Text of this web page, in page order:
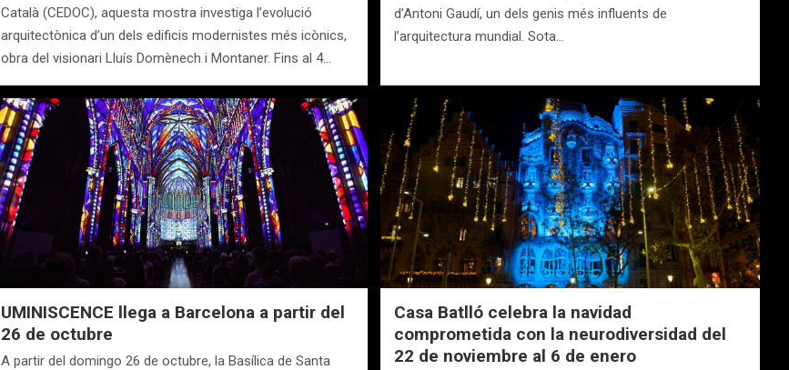
Català (CEDOC), aquesta mostra investiga l’evolució
arquitectònica d’un dels edificis modernistes més icònics,
obra del visionari Lluís Domènech i Montaner. Fins al 4…
d’Antoni Gaudí, un dels genis més influents de
l’arquitectura mundial. Sota…
UMINISCENCE llega a Barcelona a partir del
26 de octubre
A partir del domingo 26 de octubre, la Basílica de Santa
Casa Batlló celebra la navidad
comprometida con la neurodiversidad del
22 de noviembre al 6 de enero